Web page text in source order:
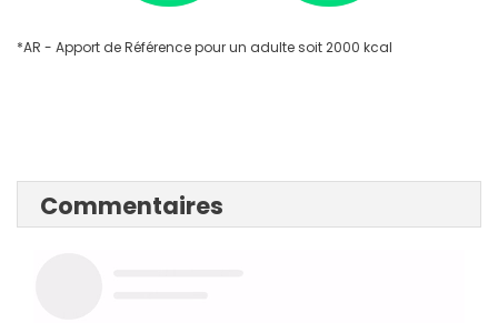
*AR - Apport de Référence pour un adulte soit 2000 kcal
Commentaires